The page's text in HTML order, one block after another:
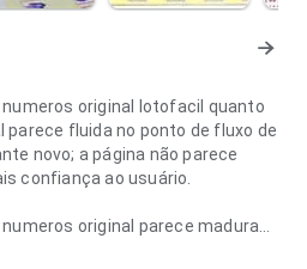
original lotofacil quanto
fluida no ponto de fluxo de
novo; a página não parece
confiança ao usuário.
original parece madura